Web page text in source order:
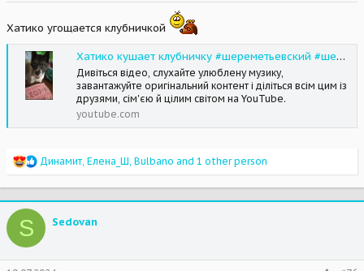
Хатико угощается клубничкой
Хатико кушает клубничку #шереметьевский #шереметьевскийприют #Хатико_шарик
Дивіться відео, слухайте улюблену музику,
завантажуйте оригінальний контент і діліться всім цим із
друзями, сім'єю й цілим світом на YouTube.
youtube.com
R
a
c
t
o
s
Динамит, Елена_Ш, Bulbano and 1 other person
S Sedovan